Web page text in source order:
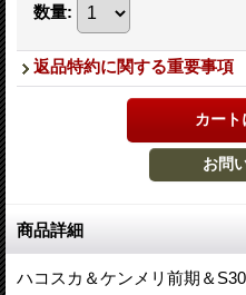
数量:
返品特約に関する重要事項
商品詳細
ハコスカ＆ケンメリ前期＆